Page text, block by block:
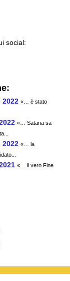
social:
2022 «… è stato
«… Satana sa
2022 «… la
«… il vero Fine